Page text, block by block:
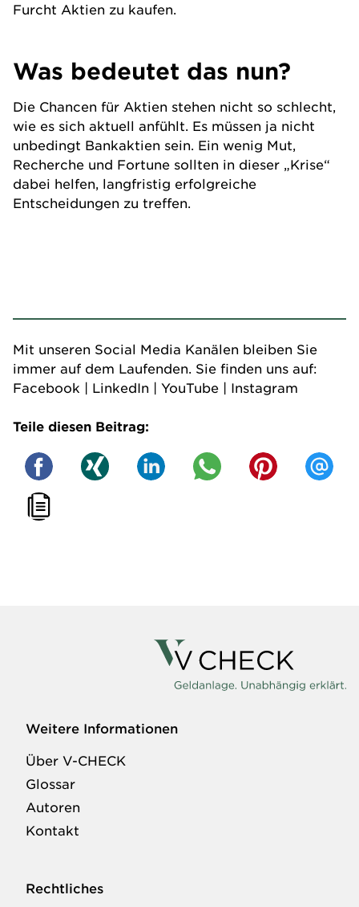
Furcht Aktien zu kaufen.
Was bedeutet das nun?
Die Chancen für Aktien stehen nicht so schlecht,
wie es sich aktuell anfühlt. Es müssen ja nicht
unbedingt Bankaktien sein. Ein wenig Mut,
Recherche und Fortune sollten in dieser „Krise“
dabei helfen, langfristig erfolgreiche
Entscheidungen zu treffen.
Mit unseren Social Media Kanälen bleiben Sie
immer auf dem Laufenden. Sie finden uns auf:
Facebook | LinkedIn | YouTube | Instagram
Teile diesen Beitrag:
Weitere Informationen
Über V-CHECK
Glossar
Autoren
Kontakt
Rechtliches